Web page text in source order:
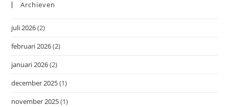
Archieven
juli 2026(2)
februari 2026(2)
januari 2026(2)
december 2025(1)
november 2025(1)